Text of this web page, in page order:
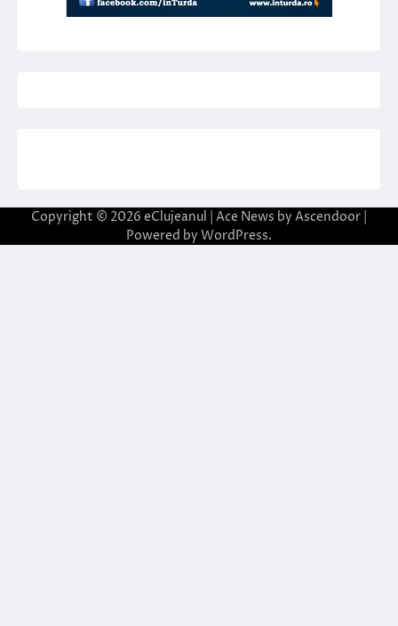
Copyright © 2026 eClujeanul | Ace News by Ascendoor
Powered by WordPress.